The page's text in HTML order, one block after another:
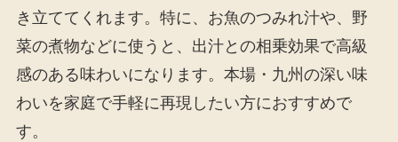
き立ててくれます。特に、お魚のつみれ汁や、野
菜の煮物などに使うと、出汁との相乗効果で高級
感のある味わいになります。本場・九州の深い味
わいを家庭で手軽に再現したい方におすすめで
す。